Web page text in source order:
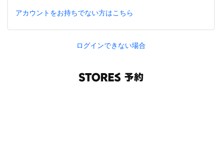
アカウントをお持ちでない方はこちら
ログインできない場合